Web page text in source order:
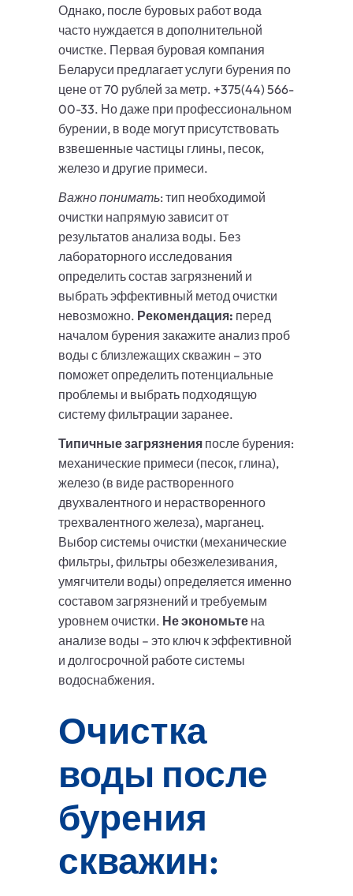
Однако, после буровых работ вода
часто нуждается в дополнительной
очистке. Первая буровая компания
Беларуси предлагает услуги бурения по
цене от 70 рублей за метр. +375(44) 566-
00-33. Но даже при профессиональном
бурении, в воде могут присутствовать
взвешенные частицы глины, песок,
железо и другие примеси.
Важно понимать: тип необходимой
очистки напрямую зависит от
результатов анализа воды. Без
лабораторного исследования
определить состав загрязнений и
выбрать эффективный метод очистки
невозможно. Рекомендация: перед
началом бурения закажите анализ проб
воды с близлежащих скважин – это
поможет определить потенциальные
проблемы и выбрать подходящую
систему фильтрации заранее.
Типичные загрязнения после бурения:
механические примеси (песок, глина),
железо (в виде растворенного
двухвалентного и нерастворенного
трехвалентного железа), марганец.
Выбор системы очистки (механические
фильтры, фильтры обезжелезивания,
умягчители воды) определяется именно
составом загрязнений и требуемым
уровнем очистки. Не экономьте на
анализе воды – это ключ к эффективной
и долгосрочной работе системы
водоснабжения.
Очистка
воды после
бурения
скважин: